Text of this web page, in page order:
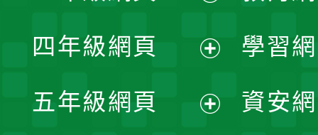
單
開
選
單
開
選
四年級網頁
開
五年級網頁
學習
資安